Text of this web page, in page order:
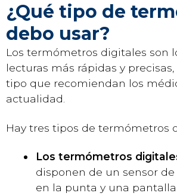
¿Qué tipo de
debo usar?
Los termómetros digitales son
lecturas más rápidas y
tipo que recomiendan los
actualidad.
Hay tres tipos de termómetros
Los termómetros
disponen de un sensor
en la punta y una